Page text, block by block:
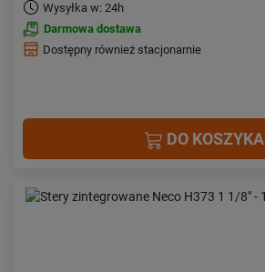
Wysyłka w: 24h
Darmowa dostawa
Dostępny również stacjonarnie
DO KOSZYKA